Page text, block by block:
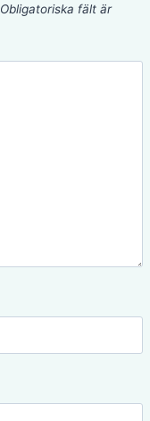
Obligatoriska fält är